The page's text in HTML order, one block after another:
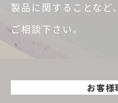
製品に関することなど、
ご相談下さい。
お客様